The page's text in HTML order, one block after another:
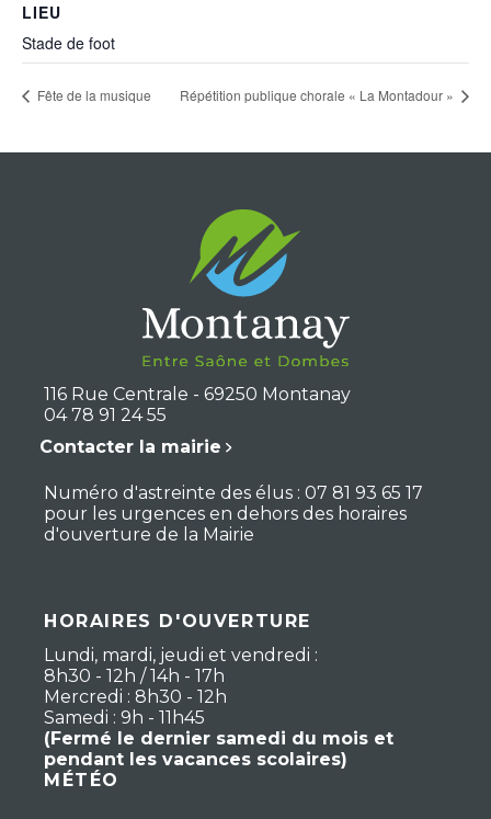
LIEU
Stade de foot
Fête de la musique Répétition publique chorale « La Montadour »
116 Rue Centrale - 69250 Montanay
04 78 91 24 55
Contacter la mairie
Numéro d'astreinte des élus : 07 81 93 65 17
pour les urgences en dehors des horaires
d'ouverture de la Mairie
HORAIRES D'OUVERTURE
Lundi, mardi, jeudi et vendredi :
8h30 - 12h / 14h - 17h
Mercredi : 8h30 - 12h
Samedi : 9h - 11h45
(Fermé le dernier samedi du mois et
pendant les vacances scolaires)
MÉTÉO